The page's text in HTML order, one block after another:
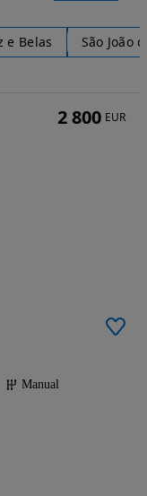
e Belas São João
Manual
2 800 EUR